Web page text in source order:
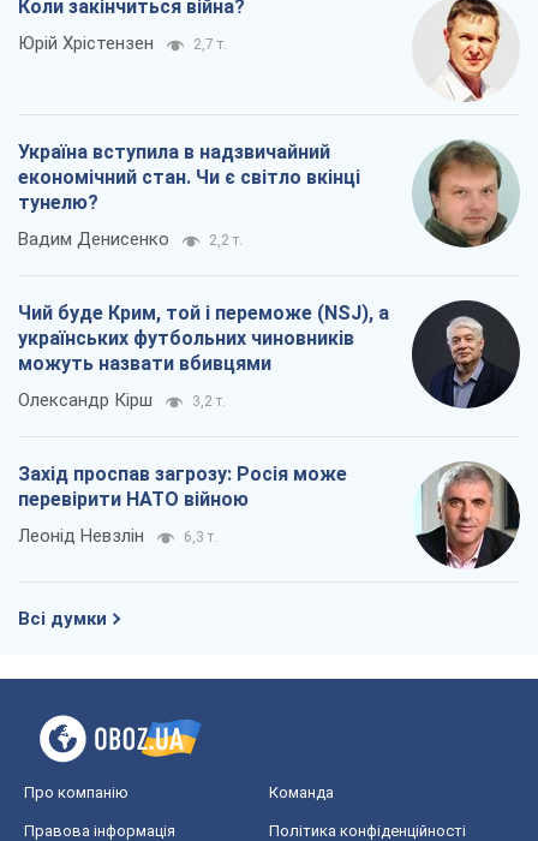
Коли закінчиться війна?
Юрій Хрістензен 2,7 т.
Україна вступила в надзвичайний
економічний стан. Чи є світло вкінці
тунелю?
Вадим Денисенко 2,2 т.
Чий буде Крим, той і переможе (NSJ), а
українських футбольних чиновників
можуть назвати вбивцями
Олександр Кірш 3,2 т.
Захід проспав загрозу: Росія може
перевірити НАТО війною
Леонід Невзлін 6,3 т.
Всі думки
Про компанію Команда
Правова інформація Політика конфіденційності